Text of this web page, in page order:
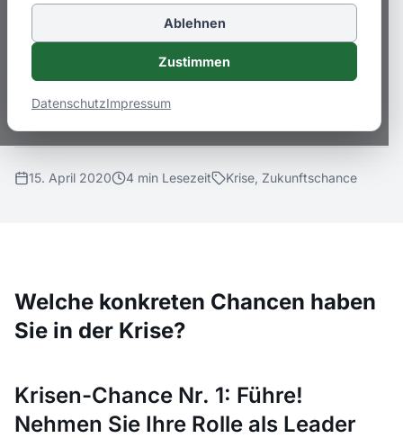
Welche konkreten Chancen haben Sie in
der Krise? Krisen-Chance Nr. 1: Führe!
Nimm die Rolle als Leader und „Held“ in
der Krise an
15. April 2020 4 min Lesezeit Krise, Zukunftschance
Welche konkreten Chancen haben
Sie in der Krise?
Krisen-Chance Nr. 1: Führe!
Nehmen Sie Ihre Rolle als Leader
Ablehnen
Zustimmen
DatenschutzImpressum